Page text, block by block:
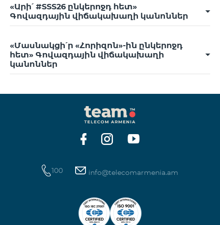
«Արի՛ #SSS26 ընկերոջդ հետ»
Գովազդային վիճակախաղի կանոններ
«Մասնակցի՛ր «Հորիզոն»-ին ընկերոջդ
հետ» Գովազդային վիճակախաղի
կանոններ
100 info@telecomarmenia.am